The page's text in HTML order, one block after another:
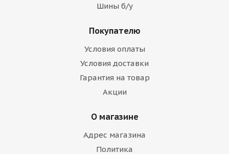
Шины б/у
Покупателю
Условия оплаты
Условия доставки
Гарантия на товар
Акции
О магазине
Адрес магазина
Политика